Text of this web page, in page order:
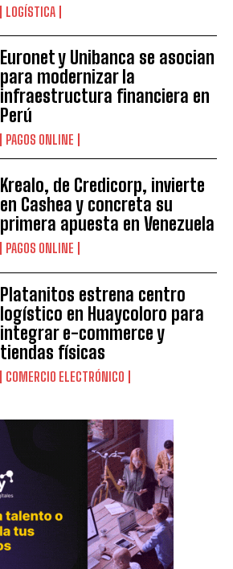
LOGÍSTICA
Euronet y Unibanca se asocian
para modernizar la
infraestructura financiera en
Perú
PAGOS ONLINE
Krealo, de Credicorp, invierte
en Cashea y concreta su
primera apuesta en Venezuela
PAGOS ONLINE
Platanitos estrena centro
logístico en Huaycoloro para
integrar e-commerce y
tiendas físicas
COMERCIO ELECTRÓNICO